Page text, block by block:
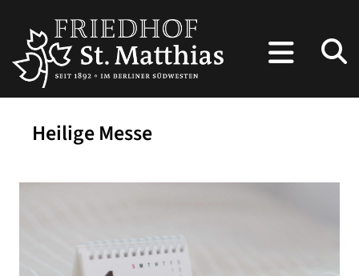
Heilige Messe